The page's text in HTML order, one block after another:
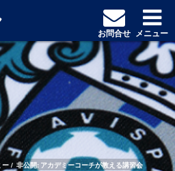
ー 非公開: アカデミーコーチが教える講習会
お問合せ メニュー